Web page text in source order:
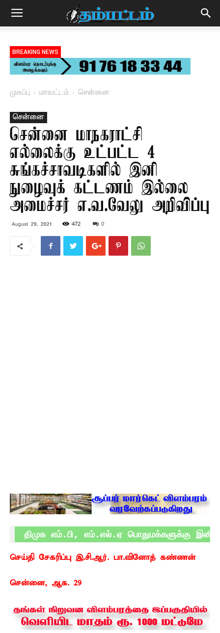
BREAKING NEWS
முகப்பு மாவட்டம் சென்னை
சென்னை
சென்னை மாநகராட்சி
எல்லைக்கு உட்பட்ட 4
சுங்கச்சாவடிகளில் இனி
நுழைவுக் கட்டணம் இல்லை
அமைச்சர் எ.வ.வேலு அறிவிப்பு
August 29, 2021 472 0
திமுக எம்.பி, எம்.எல்.ஏ பொதுமக்களுக்கு
செய்தி சேகரிப்பு இ.சி.ஆர். பா.வினோத் கண்ணன்
சென்னை, ஆக. 29 –